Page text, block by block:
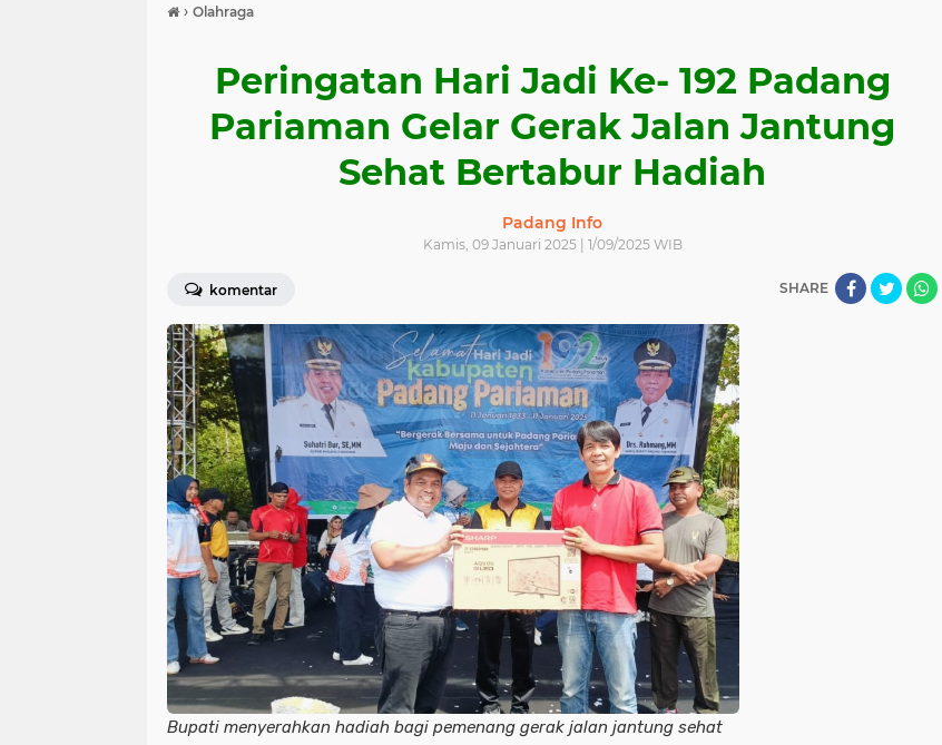
› Olahraga
Peringatan Hari Jadi Ke- 192 Padang
Pariaman Gelar Gerak Jalan Jantung
Sehat Bertabur Hadiah
Padang Info
Kamis, 09 Januari 2025 | 1/09/2025 WIB
komentar SHARE
Bupati menyerahkan hadiah bagi pemenang gerak jalan jantung sehat